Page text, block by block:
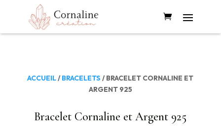
ACCUEIL/ BRACELETS / BRACELET CORNALINE ET
ARGENT 925
Bracelet Cornaline et Argent 925